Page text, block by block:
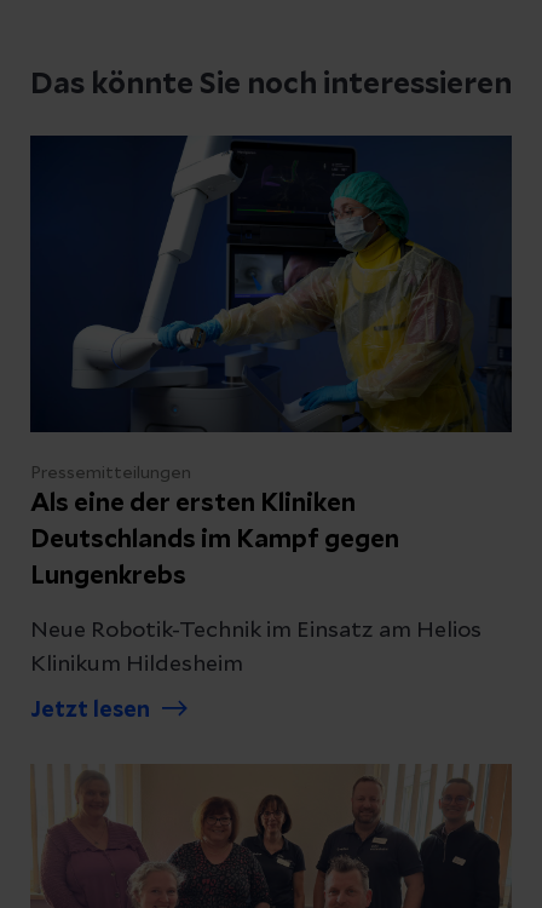
Das könnte Sie noch interessieren
Pressemitteilungen
Als eine der ersten Kliniken
Deutschlands im Kampf gegen
Lungenkrebs
Neue Robotik-Technik im Einsatz am Helios
Klinikum Hildesheim
Jetzt lesen